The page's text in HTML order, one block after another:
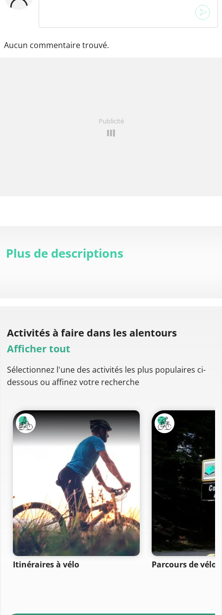
Aucun commentaire trouvé.
Publicité
Plus de descriptions
Activités à faire dans les alentours
Afficher tout
Sélectionnez l'une des activités les plus populaires ci-
dessous ou affinez votre recherche
Itinéraires à vélo Parcours de vélo